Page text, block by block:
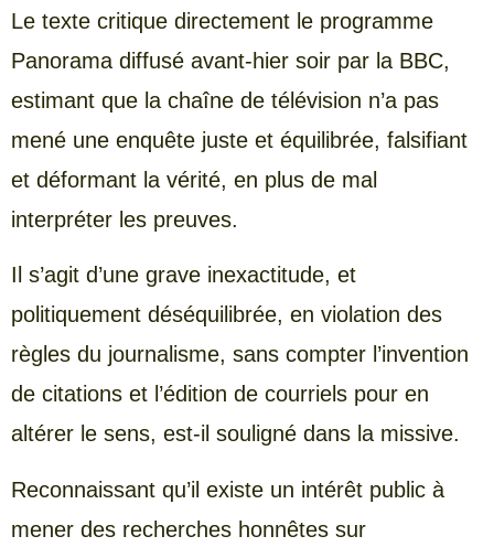
Le texte critique directement le programme
Panorama diffusé avant-hier soir par la BBC,
estimant que la chaîne de télévision n’a pas
mené une enquête juste et équilibrée, falsifiant
et déformant la vérité, en plus de mal
interpréter les preuves.
Il s’agit d’une grave inexactitude, et
politiquement déséquilibrée, en violation des
règles du journalisme, sans compter l’invention
de citations et l’édition de courriels pour en
altérer le sens, est-il souligné dans la missive.
Reconnaissant qu’il existe un intérêt public à
mener des recherches honnêtes sur